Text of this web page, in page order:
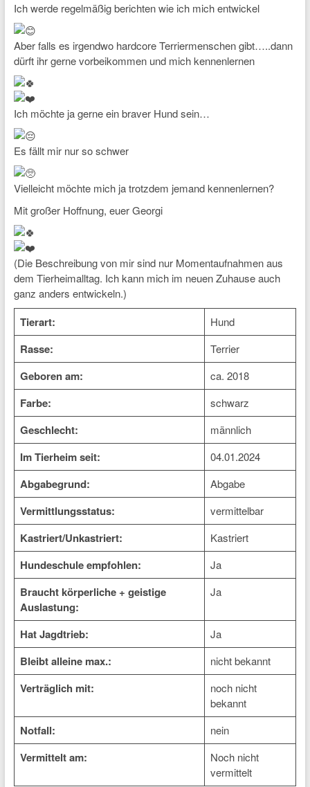
Ich werde regelmäßig berichten wie ich mich entwickel
Aber falls es irgendwo hardcore Terriermenschen gibt…..dann
dürft ihr gerne vorbeikommen und mich kennenlernen
Ich möchte ja gerne ein braver Hund sein…
Es fällt mir nur so schwer
Vielleicht möchte mich ja trotzdem jemand kennenlernen?
Mit großer Hoffnung, euer Georgi
(Die Beschreibung von mir sind nur Momentaufnahmen aus
dem Tierheimalltag. Ich kann mich im neuen Zuhause auch
ganz anders entwickeln.)
Tierart: Hund
Rasse: Terrier
Geboren am: ca. 2018
Farbe: schwarz
Geschlecht: männlich
Im Tierheim seit: 04.01.2024
Abgabegrund: Abgabe
Vermittlungsstatus: vermittelbar
Kastriert/Unkastriert: Kastriert
Hundeschule empfohlen: Ja
Braucht körperliche + geistige
Auslastung:
Ja
Hat Jagdtrieb: Ja
Bleibt alleine max.: nicht bekannt
Verträglich mit:
noch nicht
bekannt
Notfall: nein
Vermittelt am:
Noch nicht
vermittelt